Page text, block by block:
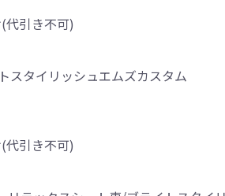
引き不可)
スタイリッシュエムズカスタム
引き不可)